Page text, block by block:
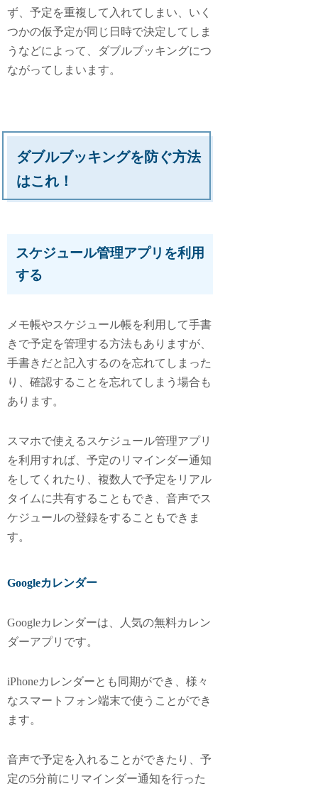
ず、予定を重複して入れてしまい、いく
つかの仮予定が同じ日時で決定してしま
うなどによって、ダブルブッキングにつ
ながってしまいます。
ダブルブッキングを防ぐ方法
はこれ！
スケジュール管理アプリを利用
する
メモ帳やスケジュール帳を利用して手書
きで予定を管理する方法もありますが、
手書きだと記入するのを忘れてしまった
り、確認することを忘れてしまう場合も
あります。
スマホで使えるスケジュール管理アプリ
を利用すれば、予定のリマインダー通知
をしてくれたり、複数人で予定をリアル
タイムに共有することもでき、音声でス
ケジュールの登録をすることもできま
す。
Googleカレンダー
Googleカレンダーは、人気の無料カレン
ダーアプリです。
iPhoneカレンダーとも同期ができ、様々
なスマートフォン端末で使うことができ
ます。
音声で予定を入れることができたり、予
定の5分前にリマインダー通知を行った